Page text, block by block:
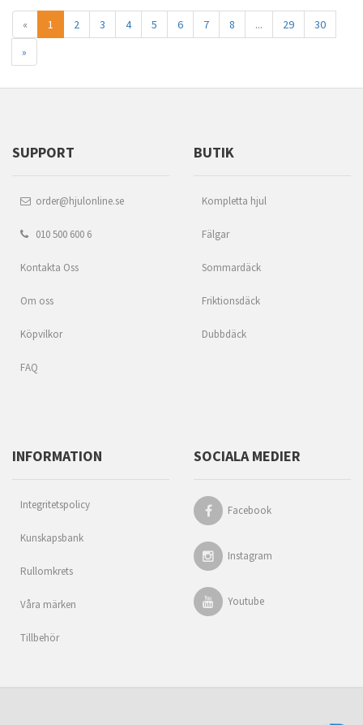
« 1 2 3 4 5 6 7 8 ... 29
30
»
SUPPORT
order@hjulonline.se
010 500 600 6
Kontakta Oss
Om oss
Köpvilkor
FAQ
BUTIK
Kompletta hjul
Fälgar
Sommardäck
Friktionsdäck
Dubbdäck
INFORMATION
Integritetspolicy
Kunskapsbank
Rullomkrets
Våra märken
Tillbehör
SOCIALA MEDIER
Facebook
Instagram
Youtube